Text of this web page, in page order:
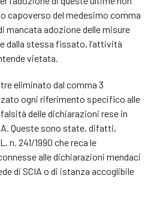
capoverso del medesimo comma
mancata adozione delle misure
dalla stessa fissato, l’attività
vietata.
eliminato dal comma 3
ogni riferimento specifico alle
delle dichiarazioni rese in
Queste sono state, difatti,
n. 241/1990 che reca le
alle dichiarazioni mendaci
di SCIA o di istanza accoglibile